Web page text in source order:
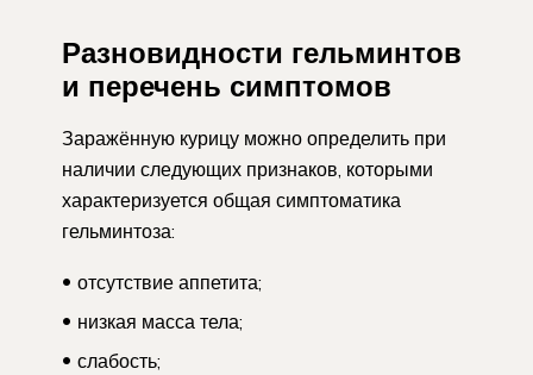
Разновидности гельминтов
и перечень симптомов
Заражённую курицу можно определить при
наличии следующих признаков, которыми
характеризуется общая симптоматика
гельминтоза:
отсутствие аппетита;
низкая масса тела;
слабость;